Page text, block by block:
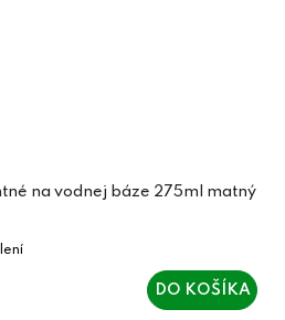
na vodnej báze 275ml matný
DO KOŠÍKA